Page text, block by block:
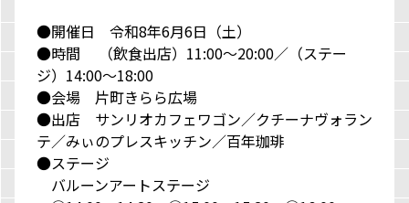
●開催日 令和8年6月6日（土）
●時間 （飲食出店）11:00～20:00／（ステー
ジ）14:00～18:00
●会場 片町きらら広場
●出店 サンリオカフェワゴン／クチーナヴォラン
テ／みぃのプレスキッチン／百年珈琲
●ステージ
バルーンアートステージ